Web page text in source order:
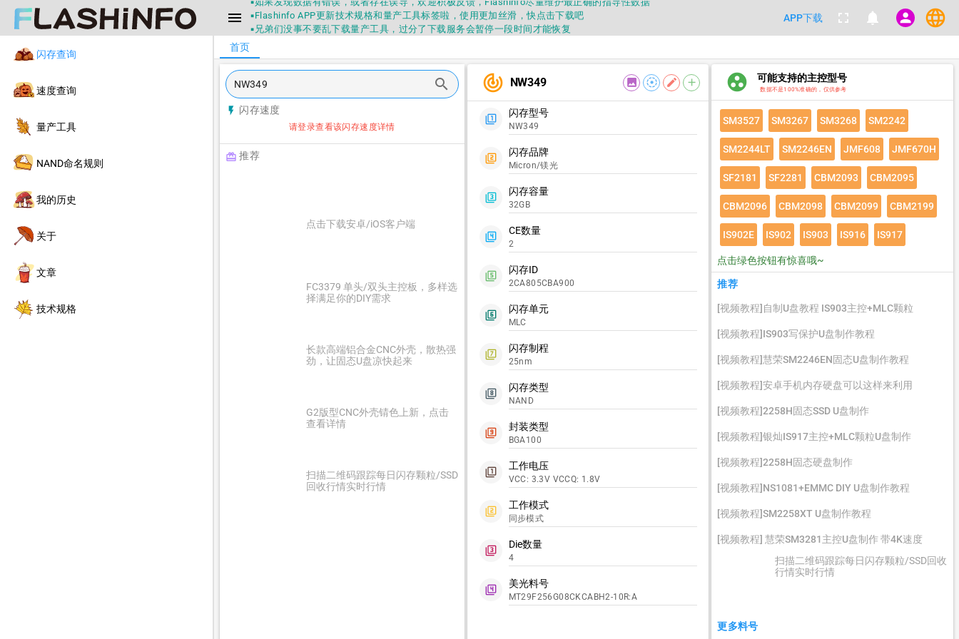
menu
▪Flashinfo APP更新技术规格和量产工具标签啦，使用更加丝滑，快点击下载吧
▪兄弟们没事不要乱下载量产工具，过分了下载服务会暂停一段时间才能恢复
▪Flashinfo提供的所有数据仅供参考，DIY本来就有不确定性，任何第三方工具提供的数据都不要100%相信，包括量产工具都
▪如果发现数据有错误，或者存在误导，欢迎积极反馈，Flashinfo尽量维护最正确的指导性数据
▪Flashinfo APP更新技术规格和量产工具标签啦，使用更加丝滑，快点击下载吧
APP下载 fullscreen notifications person language
闪存查询
速度查询
量产工具
NAND命名规则
我的历史
关于
文章
技术规格
search
flash_on 闪存速度
请登录查看该闪存速度详情
redeem 推荐
点击下载安卓/iOS客户端
FC3379 单头/双头主控板，多样选
择满足你的DIY需求
长款高端铝合金CNC外壳，散热强
劲，让固态U盘凉快起来
G2版型CNC外壳锖色上新，点击
查看详情
扫描二维码跟踪每日闪存颗粒/SSD
回收行情实时行情
track_changes NW349 image filter_tilt_shift edit add
filter_1
闪存型号
NW349
filter_2
闪存品牌
Micron/镁光
filter_3
闪存容量
32GB
filter_4
CE数量
2
filter_5
闪存ID
2CA805CBA900
filter_6
闪存单元
MLC
filter_7
闪存制程
25nm
filter_8
闪存类型
NAND
filter_9
封装类型
BGA100
filter_1
工作电压
VCC: 3.3V VCCQ: 1.8V
filter_2
工作模式
同步模式
filter_3
Die数量
4
filter_4
美光料号
MT29F256G08CKCABH2-10R:A
group_work 可能支持的主控型号
数据不是100%准确的，仅供参考
SM3527 SM3267 SM3268 SM2242
SM2244LT SM2246EN JMF608 JMF670H
SF2181 SF2281 CBM2093 CBM2095
CBM2096 CBM2098 CBM2099 CBM2199
IS902E IS902 IS903 IS916 IS917
点击绿色按钮有惊喜哦~
推荐
[视频教程]自制U盘教程 IS903主控+MLC颗粒
[视频教程]IS903写保护U盘制作教程
[视频教程]慧荣SM2246EN固态U盘制作教程
[视频教程]安卓手机内存硬盘可以这样来利用
[视频教程]2258H固态SSD U盘制作
[视频教程]银灿IS917主控+MLC颗粒U盘制作
[视频教程]2258H固态硬盘制作
[视频教程]NS1081+EMMC DIY U盘制作教程
[视频教程]SM2258XT U盘制作教程
[视频教程] 慧荣SM3281主控U盘制作 带4K速度
扫描二维码跟踪每日闪存颗粒/SSD回收
行情实时行情
更多料号
首页